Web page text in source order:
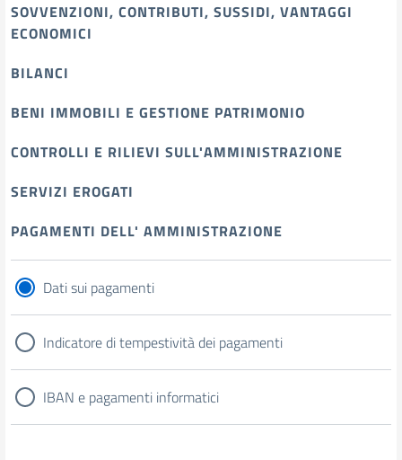
SOVVENZIONI, CONTRIBUTI, SUSSIDI, VANTAGGI
ECONOMICI
BILANCI
BENI IMMOBILI E GESTIONE PATRIMONIO
CONTROLLI E RILIEVI SULL'AMMINISTRAZIONE
SERVIZI EROGATI
PAGAMENTI DELL' AMMINISTRAZIONE
Dati sui pagamenti
Indicatore di tempestività dei pagamenti
IBAN e pagamenti informatici